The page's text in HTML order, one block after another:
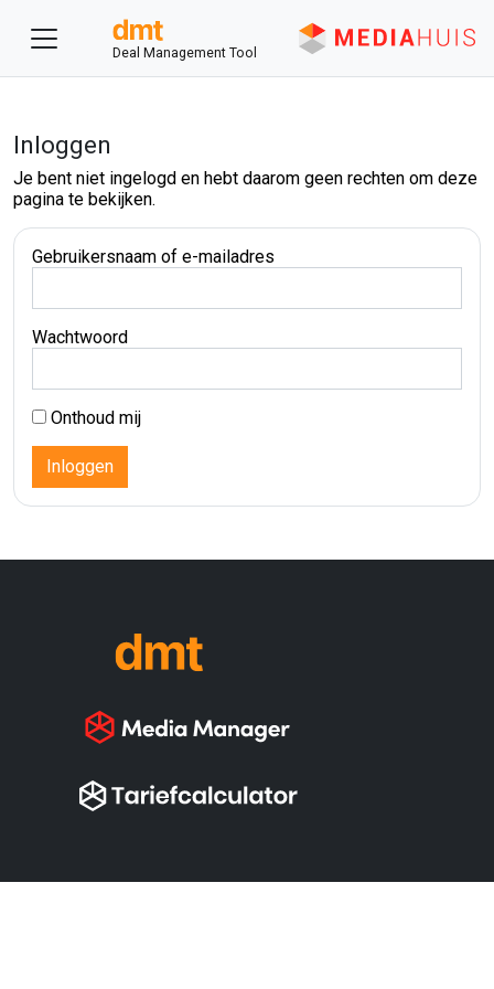
Deal Management Tool
Inloggen
Je bent niet ingelogd en hebt daarom geen rechten om deze
pagina te bekijken.
Gebruikersnaam of e-mailadres
Wachtwoord
Onthoud mij